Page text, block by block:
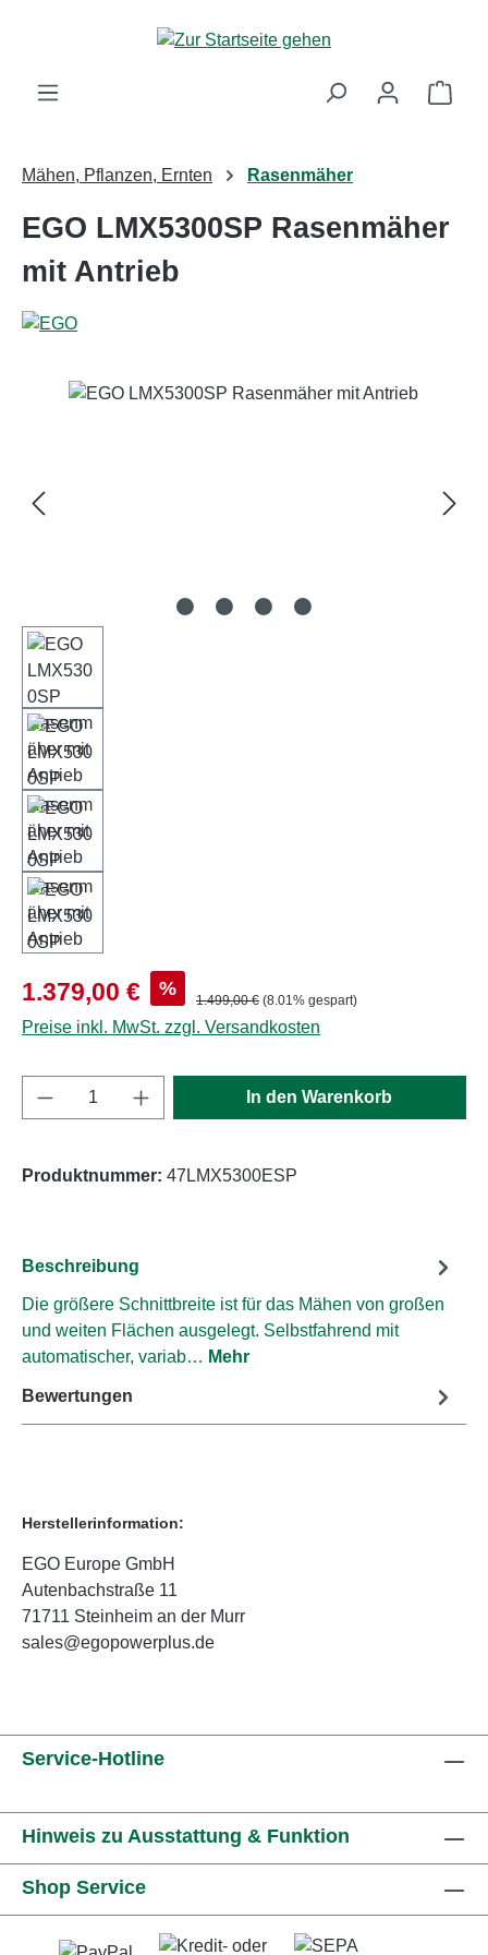
Zum Hauptinhalt springen
Mähen, Pflanzen, Ernten Rasenmäher
EGO LMX5300SP Rasenmäher
mit Antrieb
Verkaufspreis:
1.379,00 € % Regulärer Preis:
1.499,00 € (8.01% gespart)
Preise inkl. MwSt. zzgl. Versandkosten
Produkt Anzahl: Gib den gewünschten
In den Warenkorb
Produktnummer: 47LMX5300ESP
Beschreibung
Die größere Schnittbreite ist für das Mähen von großen
und weiten Flächen ausgelegt. Selbstfahrend mit
automatischer, variab… Mehr
Bewertungen
Herstellerinformation:
EGO Europe GmbH
Autenbachstraße 11
71711 Steinheim an der Murr
sales@egopowerplus.de
Service-Hotline
Hinweis zu Ausstattung & Funktion
Shop Service